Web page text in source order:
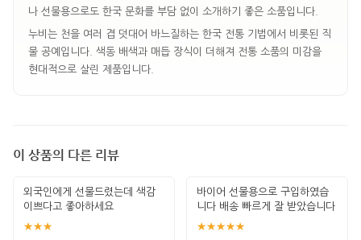
나 선물용으로도 한국 문화를 부담 없이 소개하기 좋은 소품입니다.
누비는 천을 여러 겹 덧대어 바느질하는 한국 전통 기법에서 비롯된 직
물 공예입니다. 색동 배색과 매듭 장식이 더해져 전통 소품의 미감을
현대적으로 살린 제품입니다.
이 상품의 다른 리뷰
외국인에게 선물드렸는데 색감
이쁘다고 좋아하세요
★★★
바이어 선물용으로 구입하였습
니다 배송 빠르게 잘 받았습니다
★★★★★